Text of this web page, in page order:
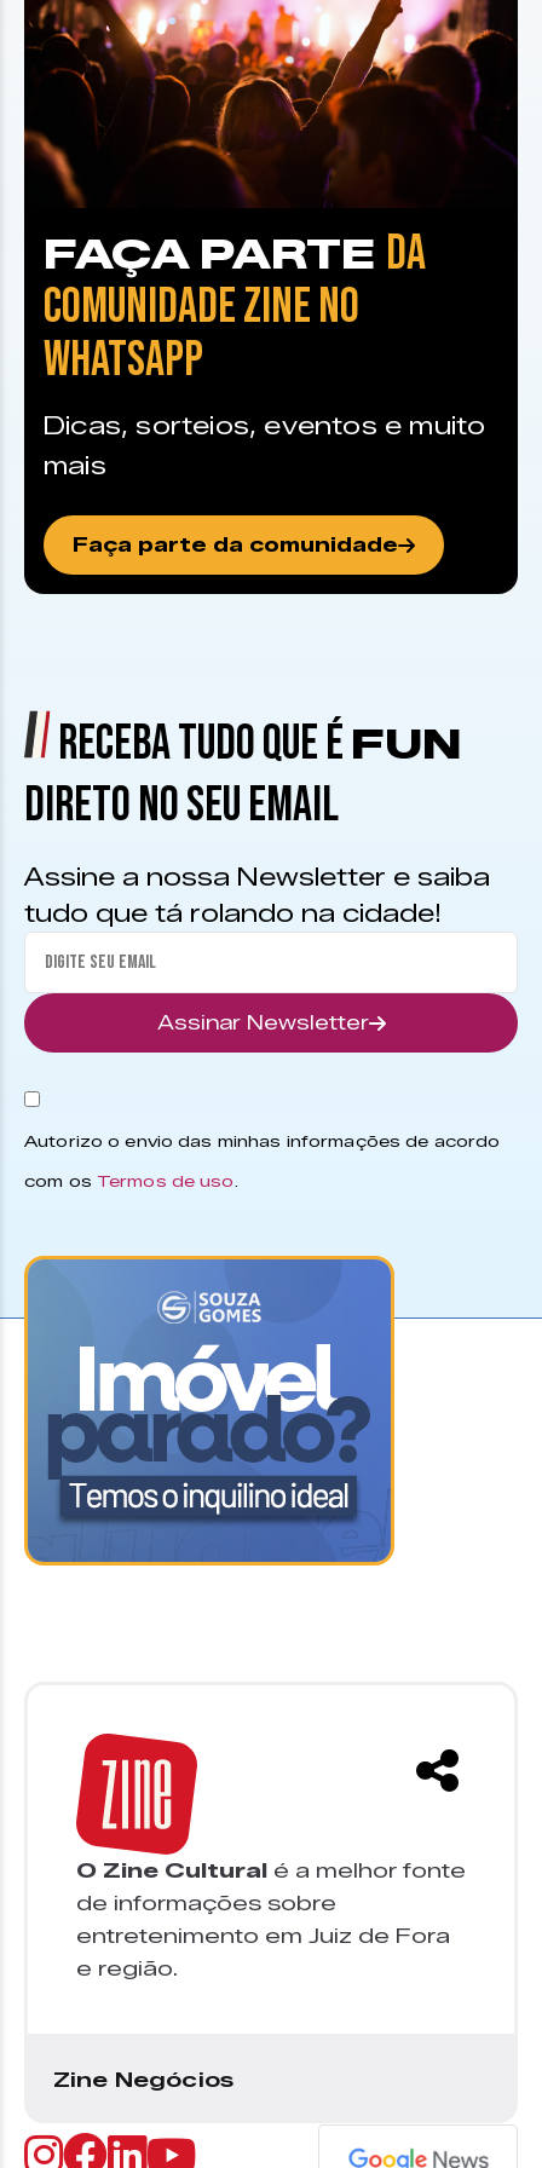
FAÇA PARTE DA
COMUNIDADE ZINE NO
WHATSAPP
Dicas, sorteios, eventos e muito
mais
Faça parte da comunidade
RECEBA TUDO QUE É FUN
DIRETO NO SEU EMAIL
Assine a nossa Newsletter e saiba
tudo que tá rolando na cidade!
Assinar Newsletter
Autorizo o envio das minhas informações de acordo
com os Termos de uso.
O Zine Cultural é a melhor fonte
de informações sobre
entretenimento em Juiz de Fora
e região.
Zine Negócios